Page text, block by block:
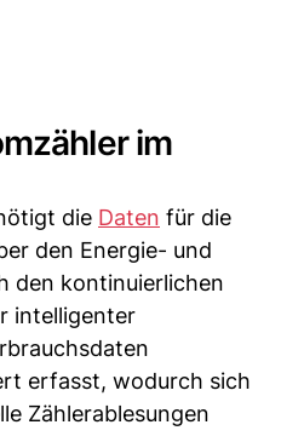
im
die Daten für die
den Energie- und
den kontinuierlichen
intelligenter
erfasst, wodurch sich
Zählerablesungen